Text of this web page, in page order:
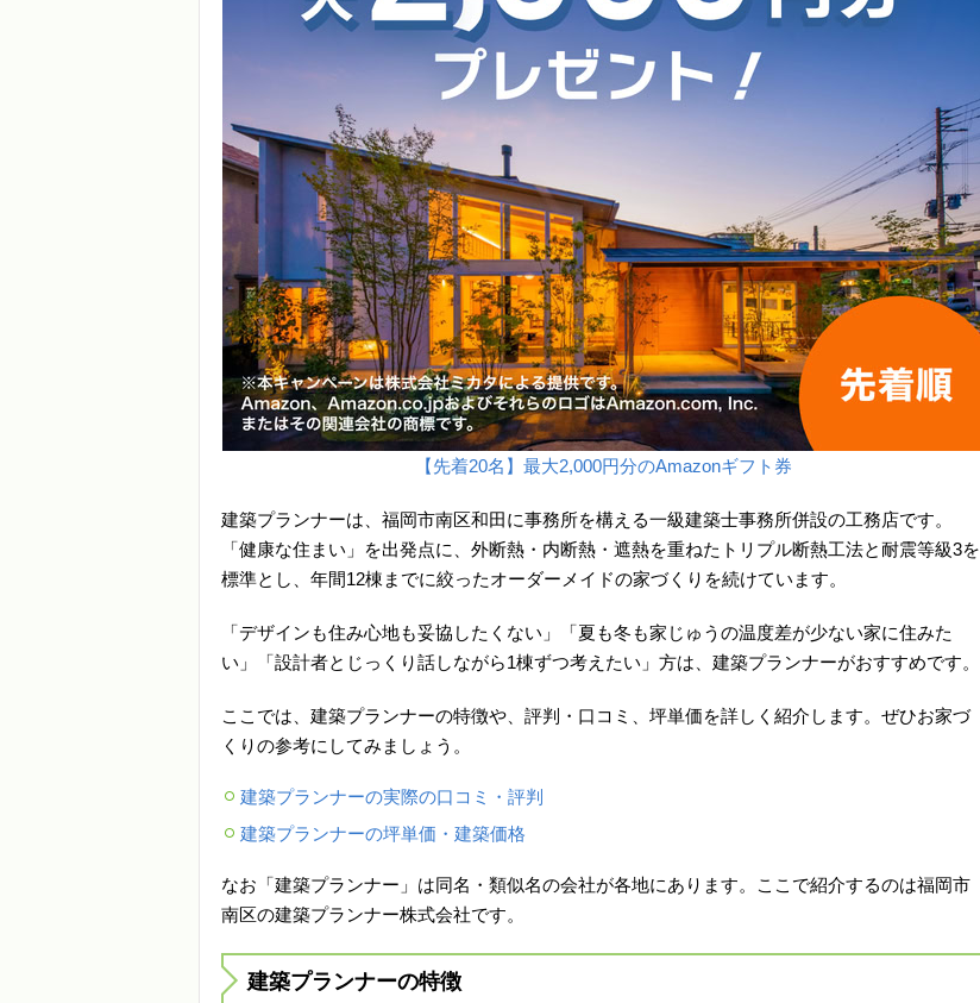
【先着20名】最大2,000円分のAmazonギフト券
建築プランナーは、福岡市南区和田に事務所を構える一級建築士事務所併設の工務店です。
「健康な住まい」を出発点に、外断熱・内断熱・遮熱を重ねたトリプル断熱工法と耐震等級3を
標準とし、年間12棟までに絞ったオーダーメイドの家づくりを続けています。
「デザインも住み心地も妥協したくない」「夏も冬も家じゅうの温度差が少ない家に住みた
い」「設計者とじっくり話しながら1棟ずつ考えたい」方は、建築プランナーがおすすめです。
ここでは、建築プランナーの特徴や、評判・口コミ、坪単価を詳しく紹介します。ぜひお家づ
くりの参考にしてみましょう。
建築プランナーの実際の口コミ・評判
建築プランナーの坪単価・建築価格
なお「建築プランナー」は同名・類似名の会社が各地にあります。ここで紹介するのは福岡市
南区の建築プランナー株式会社です。
建築プランナーの特徴